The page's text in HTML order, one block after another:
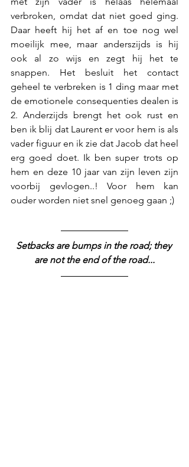
verbroken, omdat dat niet goed ging.
Daar heeft hij het af en toe nog wel
moeilijk mee, maar anderszijds is hij
ook al zo wijs en zegt hij het te
snappen. Het besluit het contact
geheel te verbreken is 1 ding maar met
de emotionele consequenties dealen is
2. Anderzijds brengt het ook rust en
ben ik blij dat Laurent er voor hem is als
vader figuur en ik zie dat Jacob dat heel
erg goed doet. Ik ben super trots op
hem en deze 10 jaar van zijn leven zijn
voorbij gevlogen..! Voor hem kan
ouder worden niet snel genoeg gaan ;)
Setbacks are bumps in the road; they
are not the end of the road...